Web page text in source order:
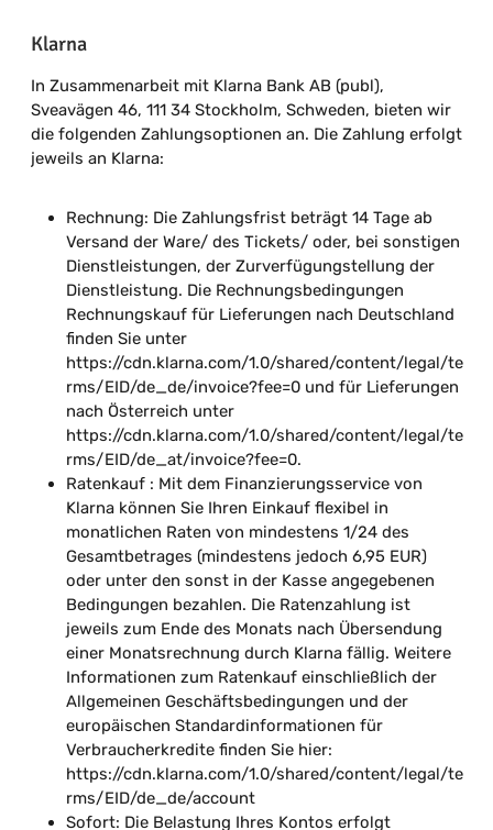
Klarna
In Zusammenarbeit mit Klarna Bank AB (publ),
Sveavägen 46, 111 34 Stockholm, Schweden, bieten wir
die folgenden Zahlungsoptionen an. Die Zahlung erfolgt
jeweils an Klarna:
Rechnung: Die Zahlungsfrist beträgt 14 Tage ab
Versand der Ware/ des Tickets/ oder, bei sonstigen
Dienstleistungen, der Zurverfügungstellung der
Dienstleistung. Die Rechnungsbedingungen
Rechnungskauf für Lieferungen nach Deutschland
finden Sie unter
https://cdn.klarna.com/1.0/shared/content/legal/te
rms/EID/de_de/invoice?fee=0 und für Lieferungen
nach Österreich unter
https://cdn.klarna.com/1.0/shared/content/legal/te
rms/EID/de_at/invoice?fee=0.
Ratenkauf : Mit dem Finanzierungsservice von
Klarna können Sie Ihren Einkauf flexibel in
monatlichen Raten von mindestens 1/24 des
Gesamtbetrages (mindestens jedoch 6,95 EUR)
oder unter den sonst in der Kasse angegebenen
Bedingungen bezahlen. Die Ratenzahlung ist
jeweils zum Ende des Monats nach Übersendung
einer Monatsrechnung durch Klarna fällig. Weitere
Informationen zum Ratenkauf einschließlich der
Allgemeinen Geschäftsbedingungen und der
europäischen Standardinformationen für
Verbraucherkredite finden Sie hier:
https://cdn.klarna.com/1.0/shared/content/legal/te
rms/EID/de_de/account
Sofort: Die Belastung Ihres Kontos erfolgt